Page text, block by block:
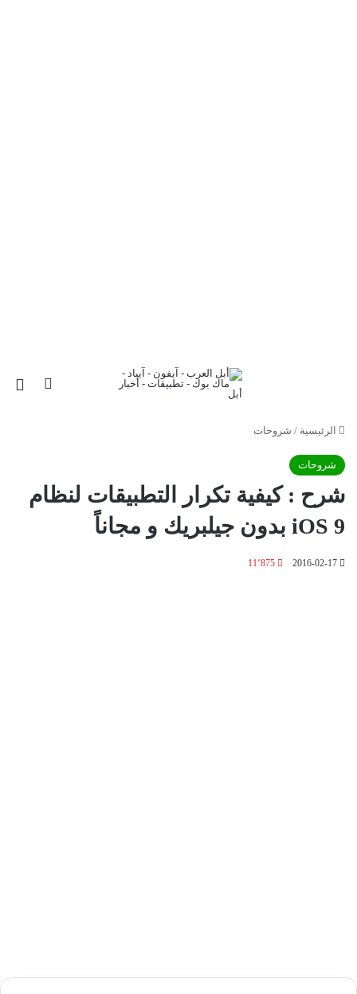
بحث
الرئيسية / شروحات
شروحات
شرح : كيفية تكرار التطبيقات لنظام
iOS 9 بدون جيلبريك و مجاناً
2016-02-17 11٬875